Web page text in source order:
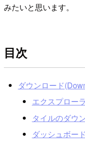
みたいと思います。
目次
ダウンロード
エクスプロー
タイルのダウ
ダッシュボー